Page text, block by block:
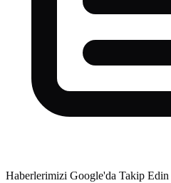
Haberlerimizi Google'da Takip Edin